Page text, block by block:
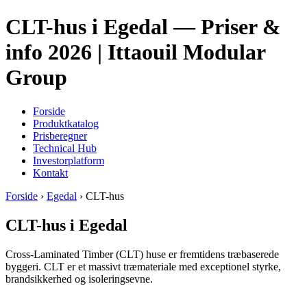
CLT-hus i Egedal — Priser &
info 2026 | Ittaouil Modular
Group
Forside
Produktkatalog
Prisberegner
Technical Hub
Investorplatform
Kontakt
Forside › Egedal › CLT-hus
CLT-hus i Egedal
Cross-Laminated Timber (CLT) huse er fremtidens træbaserede
byggeri. CLT er et massivt træmateriale med exceptionel styrke,
brandsikkerhed og isoleringsevne.